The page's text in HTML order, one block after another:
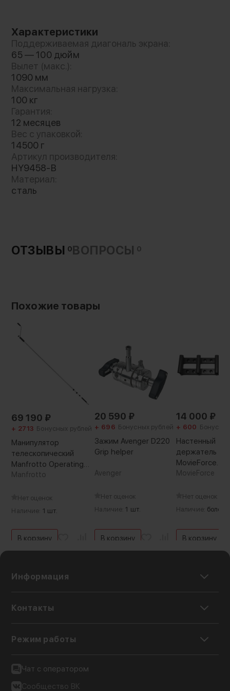
Кронштейн обеспечивает поворот на 180°,
наклон на 12° вниз и 5° вверх, а также
выравнивание по уровню (±3°). Монтируется
на деревянные каркасные стены (шаг стоек
30/40/61 см) или твердые основания (бетон,
кирпич). Установка занимает до 30 минут
благодаря шаблону для сверления и
детальной инструкции. Оптимален для
углового размещения и установки над
камином. Не предназначен для гипсокартона
без опоры
Характеристики
Поддерживаемая диагональ экрана:
65 — 100 дюйм
Вылет (макс.):
1090 мм
Максимальная нагрузка:
100 кг
Гарантия:
12 месяцев
Вес с упаковкой:
14500 г
Артикул производителя:
HY9458-B
Материал:
сталь
ОТЗЫВЫ 0ВОПРОСЫ 0
Похожие товары
69 190 ₽
+ 2713 Бонусных рублей
Манипулятор
телескопический
Manfrotto Operating
1.4 - 4.0 м
Manfrotto
Нет оценок
Наличие: 1 шт.
В корзину
20 590 ₽
+ 696 Бонусных рублей
Зажим Avenger D220
Grip helper
Avenger
Нет оценок
Наличие: 1 шт.
В корзину
14 000 ₽
+ 600
Настенный
держатель
MovieForce
NormanBates
MovieForce
Нет оценок
Наличие: более
В корзину
Информация
Контакты
Режим работы
Чат с оператором
Сообщество ВК